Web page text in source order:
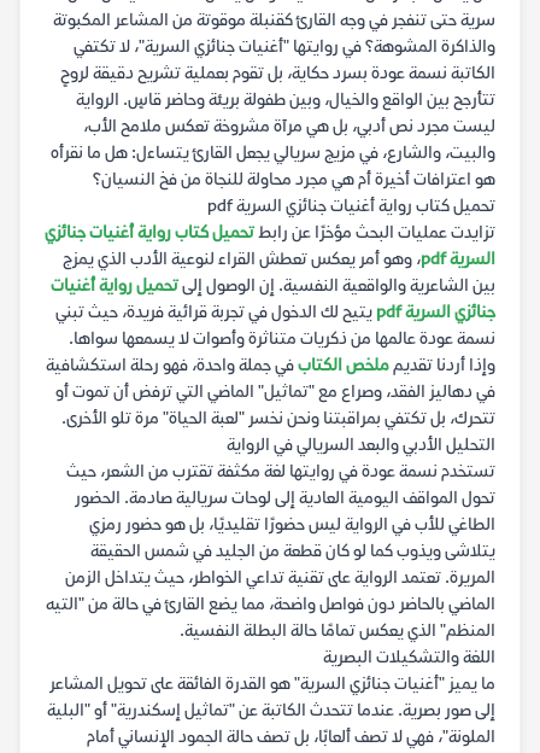
سرية حتى تنفجر في وجه القارئ كقنبلة موقوتة من المشاعر المكبوتة
والذاكرة المشوهة؟ في روايتها "أغنيات جنائزي السرية"، لا تكتفي
الكاتبة نسمة عودة بسرد حكاية، بل تقوم بعملية تشريح دقيقة لروحٍ
تتأرجح بين الواقع والخيال، وبين طفولة بريئة وحاضر قاسٍ. الرواية
ليست مجرد نص أدبي، بل هي مرآة مشروخة تعكس ملامح الأب،
والبيت، والشارع، في مزيج سريالي يجعل القارئ يتساءل: هل ما نقرأه
هو اعترافات أخيرة أم هي مجرد محاولة للنجاة من فخ النسيان؟
تحميل كتاب رواية أغنيات جنائزي السرية pdf
تزايدت عمليات البحث مؤخرًا عن رابطتحميل كتاب رواية أغنيات جنائزي
السرية pdf
، وهو أمر يعكس تعطش القراء لنوعية الأدب الذي يمزج
بين الشاعرية والواقعية النفسية. إن الوصول إلىتحميل رواية أغنيات
جنائزي السرية pdf
يتيح لك الدخول في تجربة قرائية فريدة، حيث تبني
نسمة عودة عالمها من ذكريات متناثرة وأصوات لا يسمعها سواها.
وإذا أردنا تقديمملخص الكتابفي جملة واحدة، فهو رحلة استكشافية
في دهاليز الفقد، وصراع مع "تماثيل" الماضي التي ترفض أن تموت أو
تتحرك، بل تكتفي بمراقبتنا ونحن نخسر "لعبة الحياة" مرة تلو الأخرى.
التحليل الأدبي والبعد السريالي في الرواية
تستخدم نسمة عودة في روايتها لغة مكثفة تقترب من الشعر، حيث
تحول المواقف اليومية العادية إلى لوحات سريالية صادمة. الحضور
الطاغي للأب في الرواية ليس حضورًا تقليديًا، بل هو حضور رمزي
يتلاشى ويذوب كما لو كان قطعة من الجليد في شمس الحقيقة
المريرة. تعتمد الرواية على تقنية تداعي الخواطر، حيث يتداخل الزمن
الماضي بالحاضر دون فواصل واضحة، مما يضع القارئ في حالة من "التيه
المنظم" الذي يعكس تمامًا حالة البطلة النفسية.
اللغة والتشكيلات البصرية
ما يميز "أغنيات جنائزي السرية" هو القدرة الفائقة على تحويل المشاعر
إلى صور بصرية. عندما تتحدث الكاتبة عن "تماثيل إسكندرية" أو "البلية
الملونة"، فهي لا تصف ألعابًا، بل تصف حالة الجمود الإنساني أمام